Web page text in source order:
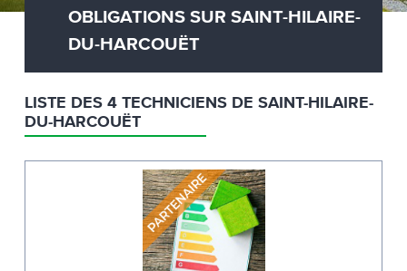
OBLIGATIONS SUR SAINT-HILAIRE-
DU-HARCOUËT
LISTE DES 4 TECHNICIENS DE SAINT-HILAIRE-
DU-HARCOUËT